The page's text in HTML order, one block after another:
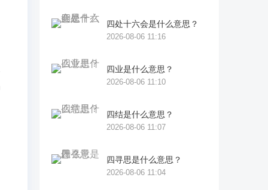
四处十六会是什么意思？
2026-08-06 11:16
四业是什么意思？
2026-08-06 11:10
四结是什么意思？
2026-08-06 11:07
四寻思是什么意思？
2026-08-06 11:04